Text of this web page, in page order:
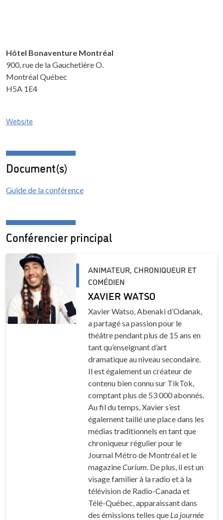
Hôtel Bonaventure Montréal
900, rue de la Gauchetière O.
Montréal Québec
H5A 1E4
Website
Document(s)
Guide de la conférence
Conférencier principal
ANIMATEUR, CHRONIQUEUR ET
COMÉDIEN
XAVIER WATSO
Xavier Watso, Abenaki d’Odanak,
a partagé sa passion pour le
théâtre pendant plus de 15 ans en
tant qu’enseignant d’art
dramatique au niveau secondaire.
Il est également un créateur de
contenu bien connu sur TikTok
comptant plus de 53 000 abonnés.
Au fil du temps, Xavier s’est
également taillé une place dans les
médias traditionnels en tant que
chroniqueur régulier pour le
Journal Métro de Montréalet le
magazineCurium . De plus, il est un
visage familier à la radio et à la
télévision de Radio-Canada et
Télé-Québec, apparaissant dans
des émissions telles que La journée